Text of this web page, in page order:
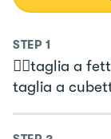
STEP 1
👉🏻taglia a
taglia a